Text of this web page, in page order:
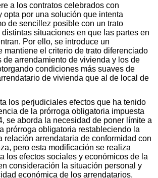
a los contratos celebrados con
opta por una solución que intenta
de sencillez posible con un trato
situaciones en que las partes en
Por ello, se introduce un
mantiene el criterio de trato diferenciado
de arrendamiento de vivienda y los de
condiciones más suaves de
de vivienda que al de local de
los perjudiciales efectos que ha tenido
de la prórroga obligatoria impuesta
se aborda la necesidad de poner límite a
prórroga obligatoria restableciendo la
relación arrendataria de conformidad con
pero esta modificación se realiza
los efectos sociales y económicos de la
consideración la situación personal y
económica de los arrendatarios.